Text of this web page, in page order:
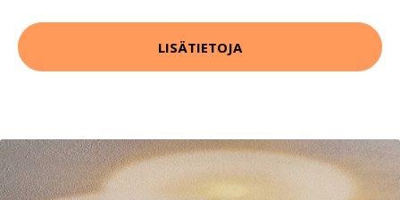
LISÄTIETOJA